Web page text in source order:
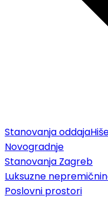
Stanovanja oddaja
Novogradnje
Stanovanja Zagreb
Luksuzne
Poslovni prostori